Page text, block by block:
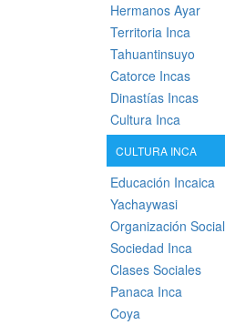
Hermanos Ayar
Territoria Inca
Tahuantinsuyo
Catorce Incas
Dinastías Incas
Cultura Inca
CULTURA INCA
Educación Incaica
Yachaywasi
Organización Social
Sociedad Inca
Clases Sociales
Panaca Inca
Coya